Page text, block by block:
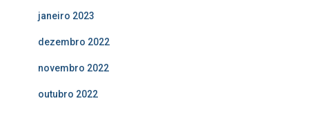
janeiro 2023
dezembro 2022
novembro 2022
outubro 2022